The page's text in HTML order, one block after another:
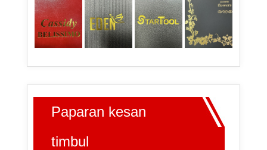
Paparan kesan
timbul